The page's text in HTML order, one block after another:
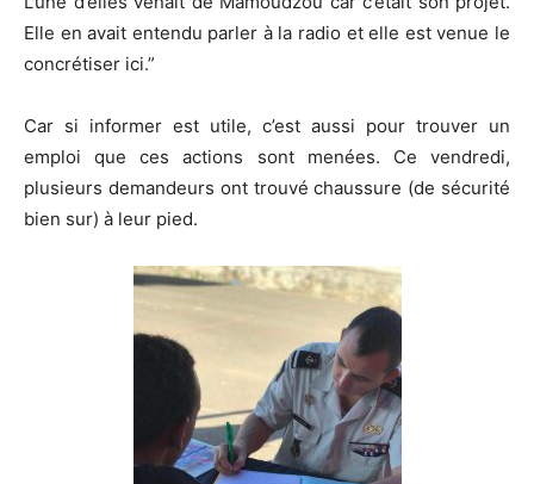
Elle en avait entendu parler à la radio et elle est venue le
concrétiser ici.”
Car si informer est utile, c’est aussi pour trouver un
emploi que ces actions sont menées. Ce vendredi,
plusieurs demandeurs ont trouvé chaussure (de sécurité
bien sur) à leur pied.